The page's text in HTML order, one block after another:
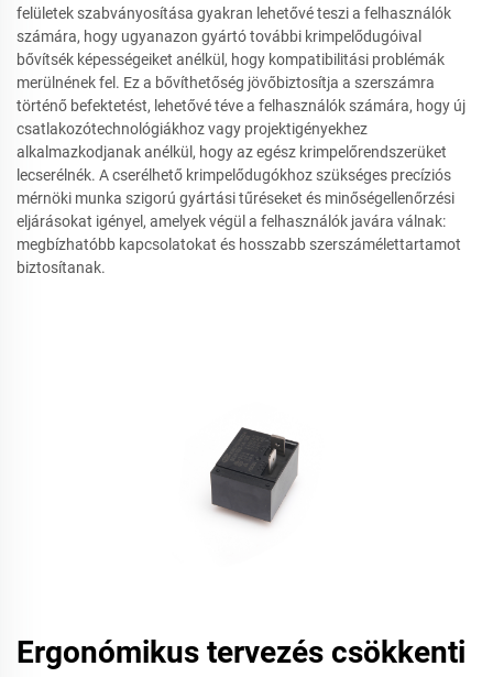
felületek szabványosítása gyakran lehetővé teszi a felhasználók
számára, hogy ugyanazon gyártó további krimpelődugóival
bővítsék képességeiket anélkül, hogy kompatibilitási problémák
merülnének fel. Ez a bővíthetőség jövőbiztosítja a szerszámra
történő befektetést, lehetővé téve a felhasználók számára, hogy új
csatlakozótechnológiákhoz vagy projektigényekhez
alkalmazkodjanak anélkül, hogy az egész krimpelőrendszerüket
lecserélnék. A cserélhető krimpelődugókhoz szükséges precíziós
mérnöki munka szigorú gyártási tűréseket és minőségellenőrzési
eljárásokat igényel, amelyek végül a felhasználók javára válnak:
megbízhatóbb kapcsolatokat és hosszabb szerszámélettartamot
biztosítanak.
Ergonómikus tervezés csökkenti